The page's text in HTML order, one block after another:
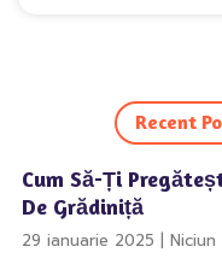
Recent
Cum Să-Ți
De Grădiniță
29 ianuarie 2025